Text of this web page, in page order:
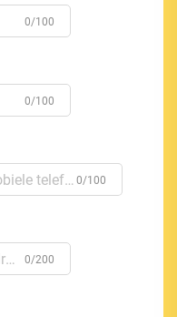
0/100
0/100
0/100
0/200